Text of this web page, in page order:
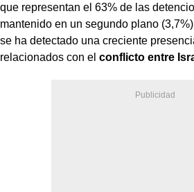
que representan el 63% de las
mantenido en un segundo plano
se ha detectado una creciente
relacionados con el conflicto entre